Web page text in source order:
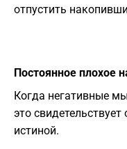
отпустить
Постоянное плохое
Когда негативные
это свидетельствует
истиной.